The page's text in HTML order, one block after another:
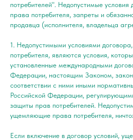
потребителей". Недопустимые
права потребителя, запреты и
продавца (исполнителя, владельца
1. Недопустимыми условиями
потребителя, являются условия,
установленные международными
Федерации, настоящим Законом,
соответствии с ними иными
Российской Федерации,
защиты прав потребителей.
ущемляющие права потребителя,
Если включение в договор условий,